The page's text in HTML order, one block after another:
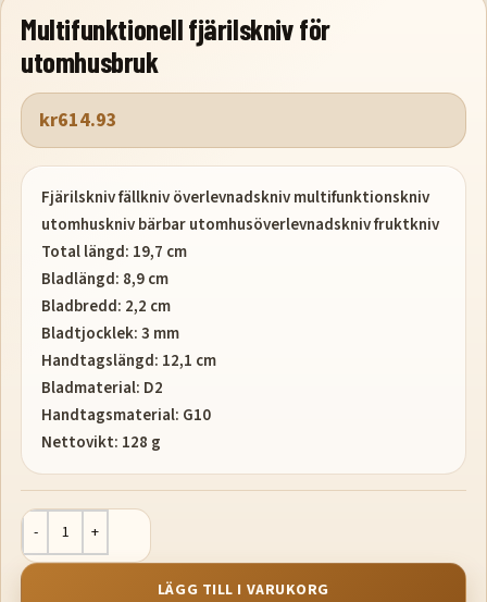
Multifunktionell fjärilskniv för
utomhusbruk
kr614.93
Fjärilskniv fällkniv överlevnadskniv multifunktionskniv
utomhuskniv bärbar utomhusöverlevnadskniv fruktkniv
Total längd: 19,7 cm
Bladlängd: 8,9 cm
Bladbredd: 2,2 cm
Bladtjocklek: 3 mm
Handtagslängd: 12,1 cm
Bladmaterial: D2
Handtagsmaterial: G10
Nettovikt: 128 g
LÄGG TILL I VARUKORG